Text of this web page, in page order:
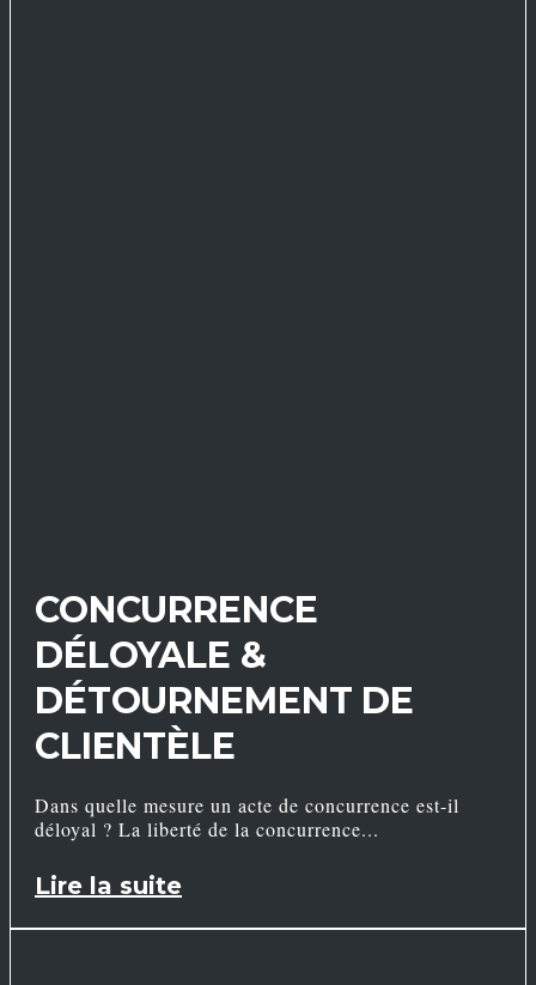
CONCURRENCE
DÉLOYALE &
DÉTOURNEMENT DE
CLIENTÈLE
Dans quelle mesure un acte de concurrence est-il
déloyal ? La liberté de la concurrence
Lire la suite